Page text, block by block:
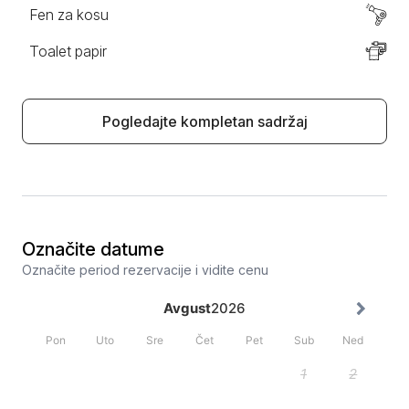
Fen za kosu
Toalet papir
Pogledajte kompletan sadržaj
Označite datume
Označite period rezervacije i vidite cenu